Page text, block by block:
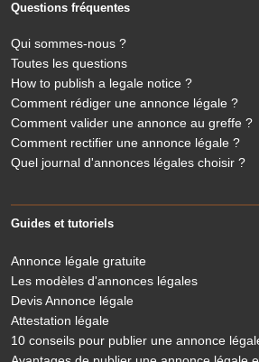
Questions fréquentes
Qui sommes-nous ?
Toutes les questions
How to publish a legale notice ?
Comment rédiger une annonce légale ?
Comment valider une annonce au greffe ?
Comment rectifier une annonce légale ?
Quel journal d'annonces légales choisir ?
Guides et tutoriels
Annonce légale gratuite
Les modèles d'annonces légales
Devis Annonce légale
Attestation légale
10 conseils pour publier une annonce